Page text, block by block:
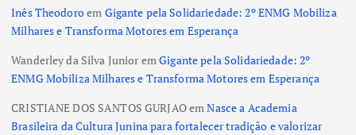
Inês Theodoroem Gigante pela Solidariedade: 2º ENMG Mobiliza
Milhares e Transforma Motores em Esperança
Wanderley da Silva JunioremGigante pela Solidariedade: 2º
ENMG Mobiliza Milhares e Transforma Motores em Esperança
CRISTIANE DOS SANTOS GURJAOemNasce a Academia
Brasileira da Cultura Junina para fortalecer tradição e valorizar